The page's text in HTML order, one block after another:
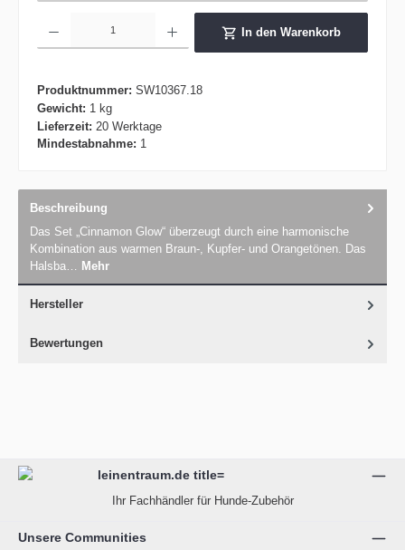
In den Warenkorb
Produktnummer: SW10367.18
Gewicht: 1 kg
Lieferzeit: 20 Werktage
Mindestabnahme: 1
Beschreibung
Das Set „Cinnamon Glow“ überzeugt durch eine harmonische
Kombination aus warmen Braun-, Kupfer- und Orangetönen. Das
Halsba… Mehr
Hersteller
Bewertungen
Ihr Fachhändler für Hunde-Zubehör
Unsere Communities